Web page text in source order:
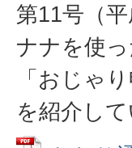
第11号（
ナナを使
「おじゃ
を紹介して